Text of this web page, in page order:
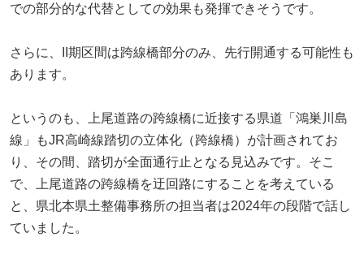
での部分的な代替としての効果も発揮できそうです。
さらに、II期区間は跨線橋部分のみ、先行開通する可能性も
あります。
というのも、上尾道路の跨線橋に近接する県道「鴻巣川島
線」もJR高崎線踏切の立体化（跨線橋）が計画されてお
り、その間、踏切が全面通行止となる見込みです。そこ
で、上尾道路の跨線橋を迂回路にすることを考えている
と、県北本県土整備事務所の担当者は2024年の段階で話し
ていました。